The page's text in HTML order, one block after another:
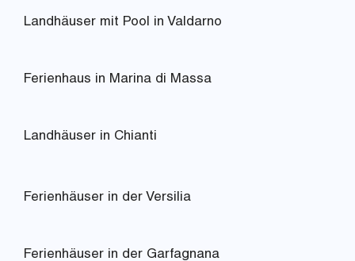
Landhäuser mit Pool in Valdarno
Ferienhaus in Marina di Massa
Landhäuser in Chianti
Ferienhäuser in der Versilia
Ferienhäuser in der Garfagnana